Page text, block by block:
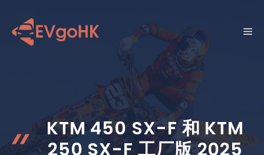
菜
KTM 450 SX-F 和 KTM
250 SX-F 工厂版 2025